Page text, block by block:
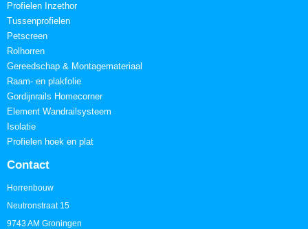
Profielen Inzethor
Tussenprofielen
Petscreen
Rolhorren
Gereedschap & Montagemateriaal
Raam- en plakfolie
Gordijnrails Homecorner
Element Wandrailsysteem
Isolatie
Profielen hoek en plat
Contact
Horrenbouw
Neutronstraat 15
9743 AM Groningen